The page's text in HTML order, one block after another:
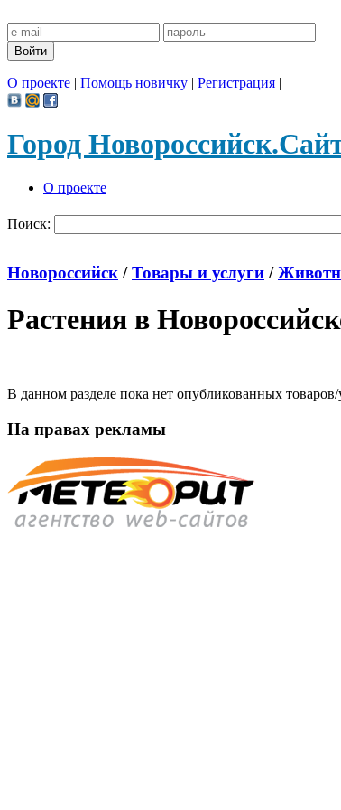
О проекте | Помощь новичку | Регистрация |
Город Новороссийск.
О проекте
Поиск:
Новороссийск /Товары и услуги /
Растения в
В данном разделе пока нет опубликованных
На правах рекламы